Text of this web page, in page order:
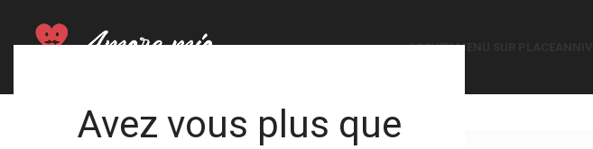
Avez vous plus que
ACCUEILMENU SUR PLACE
CATÉGORIES